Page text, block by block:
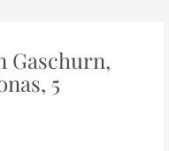
Gaschurn,
5